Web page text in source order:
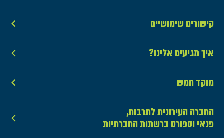
קישורים שימושיים
איך מגיעים אלינו?
מוקד חמש
החברה העירונית לתרבות,
פנאי וספורט ברשתות החברתיות